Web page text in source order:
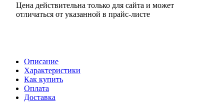
Цена действительна только для сайта и может
отличаться от указанной в прайс-листе
Описание
Характеристики
Как купить
Оплата
Доставка